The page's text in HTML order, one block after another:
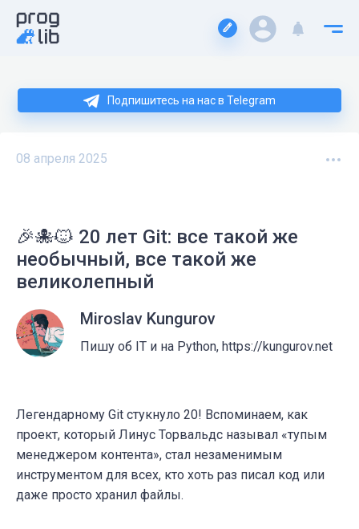
Подпишитесь на нас в Telegram
08 апреля 2025
🎉🐙🐱 20 лет Git: все такой же
необычный, все такой же
великолепный
Miroslav Kungurov
Пишу об IT и на Python, https://kungurov.net
Легендарному Git стукнуло 20! Вспоминаем, как
проект, который Линус Торвальдс называл «тупым
менеджером контента», стал незаменимым
инструментом для всех, кто хоть раз писал код или
даже просто хранил файлы.